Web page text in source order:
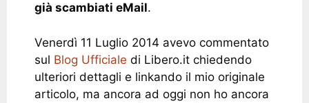
già scambiati eMail.
Venerdì 11 Luglio 2014 avevo commentato
sul Blog Ufficiale di Libero.it chiedendo
ulteriori dettagli e linkando il mio originale
articolo, ma ancora ad oggi non ho ancora